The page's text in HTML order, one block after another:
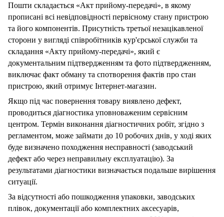
Пошти складається «Акт прийому-передачі», в якому
прописані всі невідповідності первісному стану пристрою
та його компонентів. Присутність третьої незацікавленої
сторони у вигляді співробітників кур'єрської служби та
складання «Акту прийому-передачі», який є
документальним підтвердженням та фото підтвердженням,
виключає факт обману та спотворення фактів про стан
пристрою, який отримує Інтернет-магазин.
Якщо під час повернення товару виявлено дефект,
проводиться діагностика уповноваженим сервісним
центром. Термін виконання діагностичних робіт, згідно з
регламентом, може займати до 10 робочих днів, у ході яких
буде визначено походження несправності (заводський
дефект або через неправильну експлуатацію). За
результатами діагностики визначається подальше вирішення
ситуації.
За відсутності або пошкодження упаковки, заводських
плівок, документації або комплектних аксесуарів,